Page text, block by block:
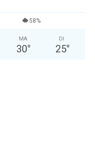
58%
MA
30°
DI
25°